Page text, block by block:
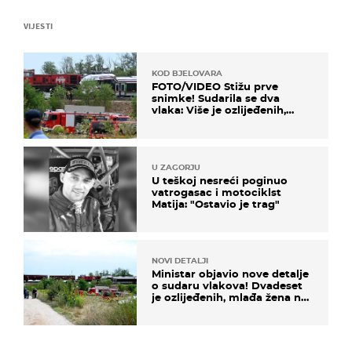
VIJESTI
KOD BJELOVARA
FOTO/VIDEO Stižu prve
snimke! Sudarila se dva
vlaka: Više je ozlijeđenih,
U ZAGORJU
U teškoj nesreći poginuo
vatrogasac i motociklst
Matija: "Ostavio je trag"
NOVI DETALJI
Ministar objavio nove detalje
o sudaru vlakova! Dvadeset
je ozlijeđenih, mlađa žena na